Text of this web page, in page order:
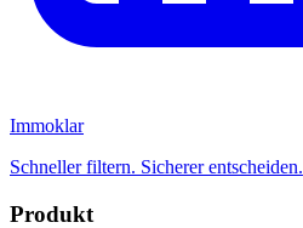
Immoklar
Schneller filtern. Sicherer entscheiden.
Produkt